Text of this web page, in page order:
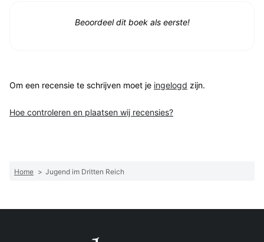
Beoordeel dit boek als eerste!
Om een recensie te schrijven moet je ingelogd zijn.
Hoe controleren en plaatsen wij recensies?
Home > Jugend im Dritten Reich